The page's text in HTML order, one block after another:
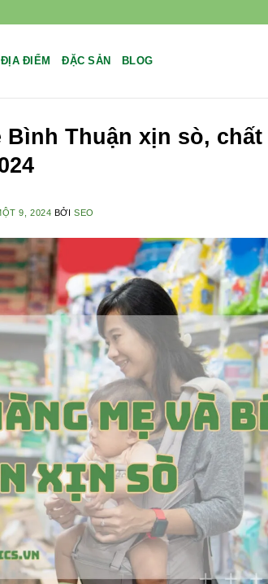
ĐỊA ĐIỂM ĐẶC SẢN BLOG
Bình Thuận xịn sò, chất
9, 2024 BỞISEO